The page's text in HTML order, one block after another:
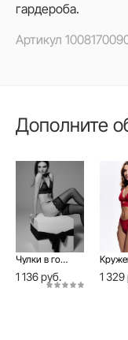
гардероба.
Артикул
Дополните
Чулки в горошек с ажурной резинкой HAPPY
1 136 руб. 1 329